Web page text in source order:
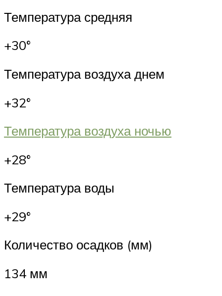
Температура средняя
+30°
Температура воздуха днем
+32°
Температура воздуха ночью
+28°
Температура воды
+29°
Количество осадков (мм)
134 мм